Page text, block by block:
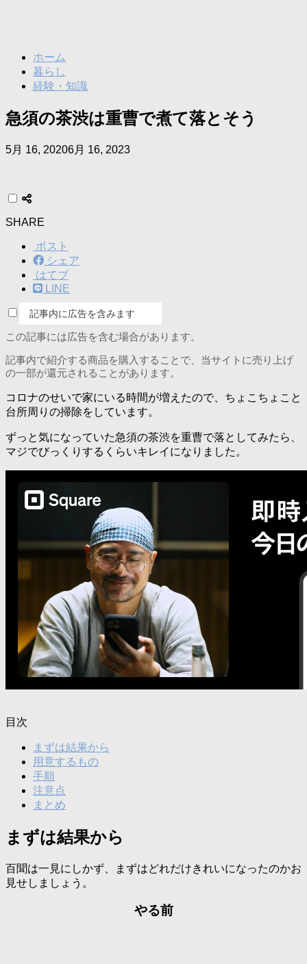
ホーム
暮らし
経験・知識
急須の茶渋は重曹で煮て落とそう
5月 16, 20206月 16, 2023
SHARE
ポスト
シェア
はてブ
LINE
記事内に広告を含みます
この記事には広告を含む場合があります。
記事内で紹介する商品を購入することで、当サイトに売り上げ
の一部が還元されることがあります。
コロナのせいで家にいる時間が増えたので、ちょこちょこと
台所周りの掃除をしています。
ずっと気になっていた急須の茶渋を重曹で落としてみたら、
マジでびっくりするくらいキレイになりました。
目次
まずは結果から
用意するもの
手順
注意点
まとめ
まずは結果から
百聞は一見にしかず、まずはどれだけきれいになったのかお
見せしましょう。
やる前